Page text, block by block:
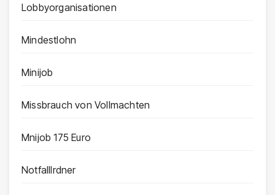
Lobbyorganisationen
Mindestlohn
Minijob
Missbrauch von Vollmachten
Mnijob 175 Euro
Notfalllrdner